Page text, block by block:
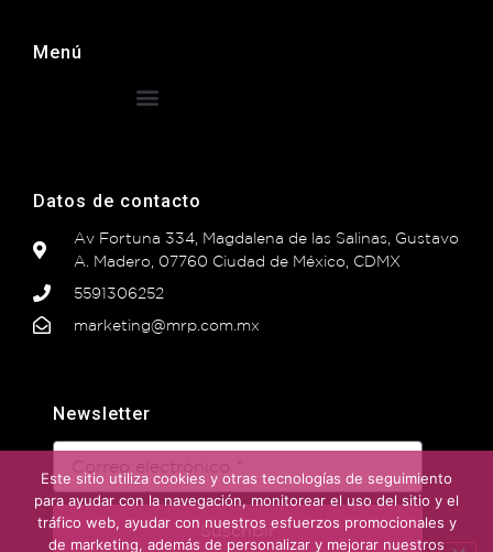
Menú
Datos de contacto
Av Fortuna 334, Magdalena de las Salinas, Gustavo
A. Madero, 07760 Ciudad de México, CDMX
5591306252
marketing@mrp.com.mx
Newsletter
Suscribir
Este sitio utiliza cookies y otras tecnologías de seguimiento
para ayudar con la navegación, monitorear el uso del sitio y el
tráfico web, ayudar con nuestros esfuerzos promocionales y
de marketing, además de personalizar y mejorar nuestros